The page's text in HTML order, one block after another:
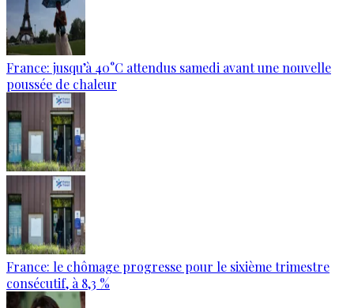
France: jusqu’à 40°C attendus samedi avant une nouvelle
poussée de chaleur
France: le chômage progresse pour le sixième trimestre
consécutif, à 8,3 %